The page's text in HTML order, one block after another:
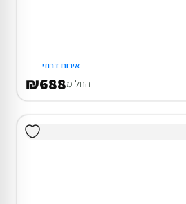
אירוח דרוזי
החל מ₪688